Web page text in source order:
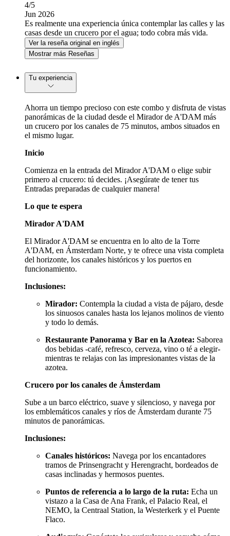
4/5
Jun 2026
Es realmente una experiencia única contemplar las calles y las
casas desde un crucero por el agua; todo cobra más vida.
Ver la reseña original en inglés
Mostrar más Reseñas
Tu experiencia
Ahorra un tiempo precioso con este combo y disfruta de vistas
panorámicas de la ciudad desde el Mirador de A'DAM más
un crucero por los canales de 75 minutos, ambos situados en
el mismo lugar.
Inicio
Comienza en la entrada del Mirador A'DAM o elige subir
primero al crucero: tú decides. ¡Asegúrate de tener tus
Entradas preparadas de cualquier manera!
Lo que te espera
Mirador A'DAM
El Mirador A'DAM se encuentra en lo alto de la Torre
A'DAM, en Ámsterdam Norte, y te ofrece una vista completa
del horizonte, los canales históricos y los puertos en
funcionamiento.
Inclusiones:
Mirador: Contempla la ciudad a vista de pájaro, desde
los sinuosos canales hasta los lejanos molinos de viento
y todo lo demás.
Restaurante Panorama y Bar en la Azotea: Saborea
dos bebidas -café, refresco, cerveza, vino o té a elegir-
mientras te relajas con las impresionantes vistas de la
azotea.
Crucero por los canales de Ámsterdam
Sube a un barco eléctrico, suave y silencioso, y navega por
los emblemáticos canales y ríos de Ámsterdam durante 75
minutos de panorámicas.
Inclusiones:
Canales históricos: Navega por los encantadores
tramos de Prinsengracht y Herengracht, bordeados de
casas inclinadas y hermosos puentes.
Puntos de referencia a lo largo de la ruta: Echa un
vistazo a la Casa de Ana Frank, el Palacio Real, el
NEMO, la Centraal Station, la Westerkerk y el Puente
Flaco.